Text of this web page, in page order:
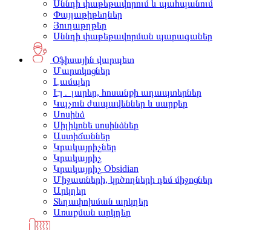
Սննդի փաթեթավորում և պահպանում
Փայլաթիթեղներ
Յուղաթղթեր
Սննդի փաթեթավորման պարագաներ
Օֆիսային վարպետ
Մարտկոցներ
Լամպեր
Էլ․ լարեր, հոսանքի ադապտերներ
Կպչուն ժապավեններ և սարքեր
Սոսինձ
Սիլիկոնե սոսինձներ
Աստիճաններ
Կրակայրիչներ
Կրակայրիչ
Կրակայրիչ Obsidian
Միջատների, կրծողների դեմ միջոցներ
Արկղեր
Տեղափոխման արկղեր
Առաքման արկղեր